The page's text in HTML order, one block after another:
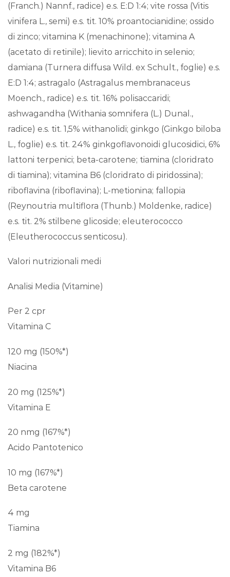
(Franch.) Nannf., radice) e.s. E:D 1:4; vite rossa (Vitis
vinifera L., semi) e.s. tit. 10% proantocianidine; ossido
di zinco; vitamina K (menachinone); vitamina A
(acetato di retinile); lievito arricchito in selenio;
damiana (Turnera diffusa Wild. ex Schult., foglie) e.s.
E:D 1:4; astragalo (Astragalus membranaceus
Moench., radice) e.s. tit. 16% polisaccaridi;
ashwagandha (Withania somnifera (L.) Dunal.,
radice) e.s. tit. 1,5% withanolidi; ginkgo (Ginkgo biloba
L., foglie) e.s. tit. 24% ginkgoflavonoidi glucosidici, 6%
lattoni terpenici; beta-carotene; tiamina (cloridrato
di tiamina); vitamina B6 (cloridrato di piridossina);
riboflavina (riboflavina); L-metionina; fallopia
(Reynoutria multiflora (Thunb.) Moldenke, radice)
e.s. tit. 2% stilbene glicoside; eleuterococco
(Eleutherococcus senticosu).
Valori nutrizionali medi
Analisi Media (Vitamine)
Per 2 cpr
Vitamina C
120 mg (150%*)
Niacina
20 mg (125%*)
Vitamina E
20 nmg (167%*)
Acido Pantotenico
10 mg (167%*)
Beta carotene
4 mg
Tiamina
2 mg (182%*)
Vitamina B6